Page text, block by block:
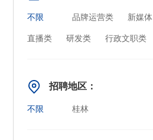
不限 品牌运营类 新媒体
直播类 研发类 行政文职类
招聘地区：
不限 桂林